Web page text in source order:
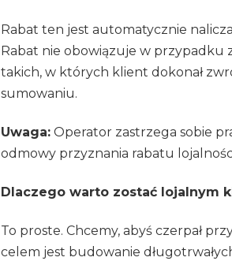
Rabat ten jest automatycznie
Rabat nie obowiązuje w przypadku
takich, w których klient dokonał
sumowaniu.
Uwaga: Operator zastrzega sobie
odmowy przyznania rabatu
Dlaczego warto zostać lojalnym
To proste. Chcemy, abyś czerpał
celem jest budowanie